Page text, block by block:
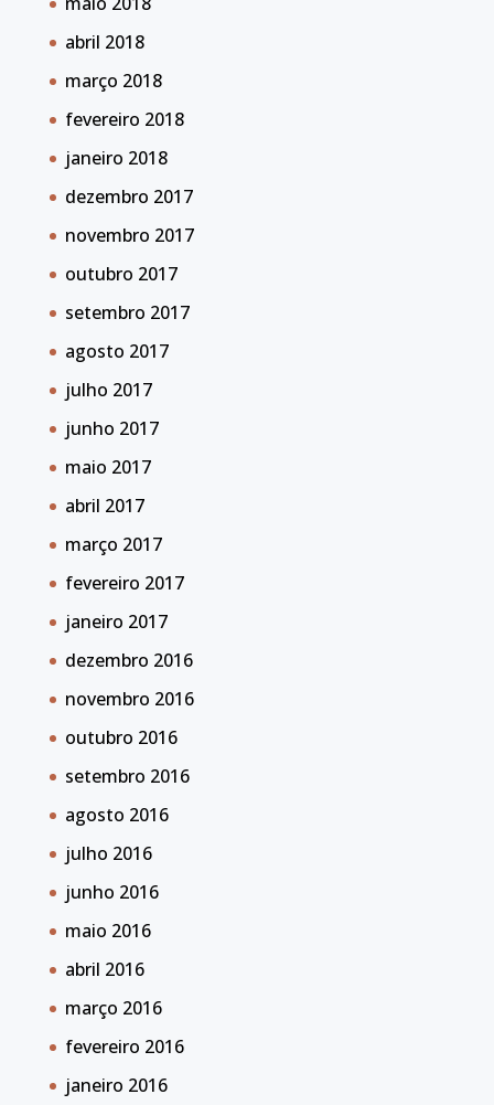
abril 2018
março 2018
fevereiro 2018
janeiro 2018
dezembro 2017
novembro 2017
outubro 2017
setembro 2017
agosto 2017
julho 2017
junho 2017
maio 2017
abril 2017
março 2017
fevereiro 2017
janeiro 2017
dezembro 2016
novembro 2016
outubro 2016
setembro 2016
agosto 2016
julho 2016
junho 2016
maio 2016
abril 2016
março 2016
fevereiro 2016
janeiro 2016